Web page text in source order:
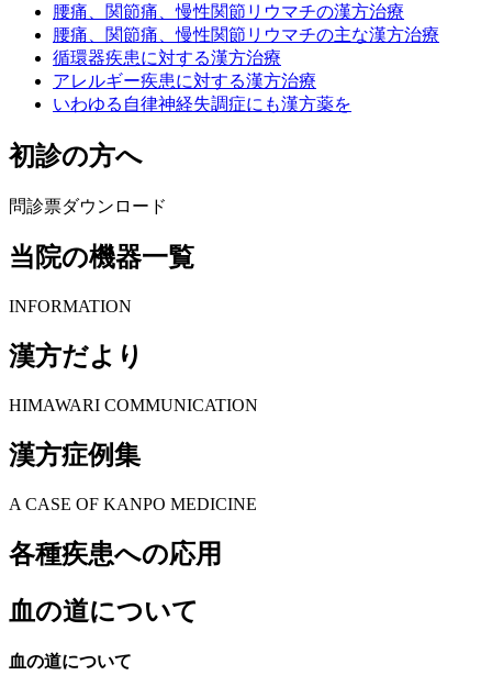
腰痛、関節痛、慢性関節リウマチの漢方治療
腰痛、関節痛、慢性関節リウマチの主な漢方治療
循環器疾患に対する漢方治療
アレルギー疾患に対する漢方治療
いわゆる自律神経失調症にも漢方薬を
初診の方へ
問診票ダウンロード
当院の機器一覧
INFORMATION
漢方だより
HIMAWARI COMMUNICATION
漢方症例集
A CASE OF KANPO MEDICINE
各種疾患への応用
血の道について
血の道について